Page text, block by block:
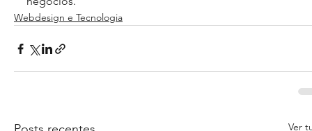
Webdesign e Tecnologia
Ver